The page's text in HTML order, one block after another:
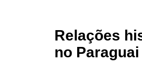
Relações
no Paraguai